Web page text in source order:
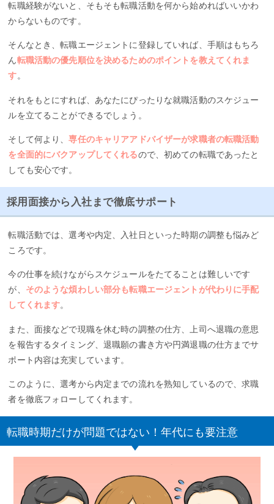
転職経験がないと、そもそも転職活動を何から始めればいいかわ
からないものです。
そんなとき、転職エージェントに登録していれば、手順はもちろ
ん転職活動の優先順位を決めるためのポイントを教えてくれま
す。
それをもとにすれば、あなたにぴったりな就職活動のスケジュー
ルを立てることができるでしょう。
そして何より、専任のキャリアアドバイザーが求職者の転職活動
を全面的にバクアップしてくれるので、初めての転職であったと
しても安心です。
採用面接から入社まで徹底サポート
転職活動では、選考や内定、入社日といった時期の調整も悩みど
ころです。
今の仕事を続けながらスケジュールをたてることは難しいです
が、 そのような煩わしい部分も転職エージェントが代わりに手配
してくれます。
また、面接などで現職を休む時の調整の仕方、上司へ退職の意思
を報告するタイミング、退職願の書き方や円満退職の仕方までサ
ポート内容は充実しています。
このように、選考から内定までの流れを熟知しているので、求職
者を徹底フォローしてくれます。
転職時期だけが問題ではない！年代にも要注意